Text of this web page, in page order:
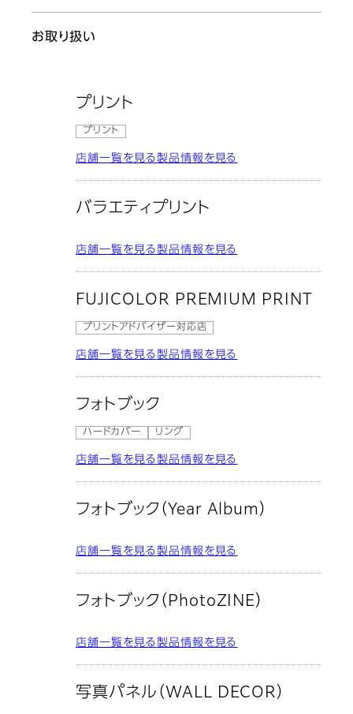
お取り扱い
プリント
プリント
店舗一覧を見る製品情報を見る
バラエティプリント
店舗一覧を見る製品情報を見る
FUJICOLOR PREMIUM PRINT
プリントアドバイザー対応店
店舗一覧を見る製品情報を見る
フォトブック
ハードカバー リング
店舗一覧を見る製品情報を見る
フォトブック（Year Album）
店舗一覧を見る製品情報を見る
フォトブック（PhotoZINE）
店舗一覧を見る製品情報を見る
写真パネル（WALL DECOR）